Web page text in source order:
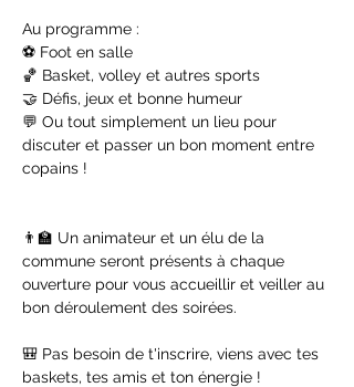
Au programme :
⚽ Foot en salle
🏀 Basket, volley et autres sports
🤝 Défis, jeux et bonne humeur
💬 Ou tout simplement un lieu pour
discuter et passer un bon moment entre
copains !
👨‍🏫 Un animateur et un élu de la
commune seront présents à chaque
ouverture pour vous accueillir et veiller au
bon déroulement des soirées.
🎒 Pas besoin de t'inscrire, viens avec tes
baskets, tes amis et ton énergie !